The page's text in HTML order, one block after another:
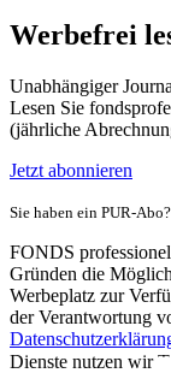
Werbefrei
Unabhängiger
Lesen Sie
(jährliche
Jetzt abonnieren
Sie haben ein PUR-Abo?
FONDS
Gründen die
Werbeplatz zur
der Verantwortung
Dienste nutzen wir